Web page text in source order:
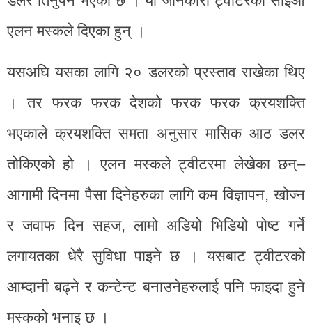
एलन मस्कले दिएका हुन् ।
यसअघि यसका लागि २० डलरको प्रस्ताव राखेका थिए
। तर फरक फरक देशको फरक फरक क्रयशक्ति
भएकाले क्रयशक्ति समता अनुसार मासिक आठ डलर
तोकिएको हो । एलन मस्कले ट्वीटरमा लेखेका छन्–
आगामी दिनमा पैसा दिनेहरुका लागि कम विज्ञापन, खोज्न
र जवाफ दिन सहज, लामो अडियो भिडियो पोष्ट गर्ने
लगायतका धेरै सुविधा पाइने छ । यसबाट ट्वीटरको
आम्दानी बढ्ने र कन्टेन्ट बनाउनेहरुलाई पनि फाइदा हुने
मस्कको भनाइ छ ।